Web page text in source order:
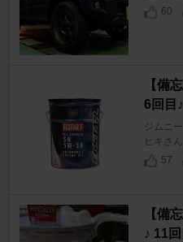
60
【備
6回目♪
ジムニー
ヒキさん
57
【備
♪ 11